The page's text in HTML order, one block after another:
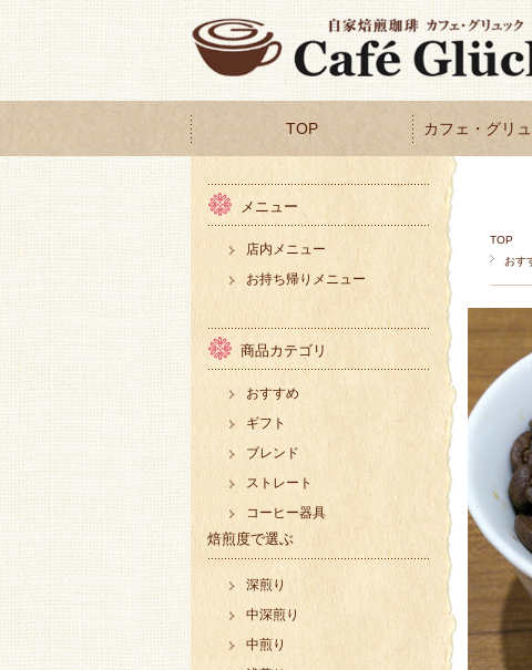
TOP カフェ・グリ
TOP
おす
メニュー
店内メニュー
お持ち帰りメニュー
商品カテゴリ
おすすめ
ギフト
ブレンド
ストレート
コーヒー器具
焙煎度で選ぶ
深煎り
中深煎り
中煎り